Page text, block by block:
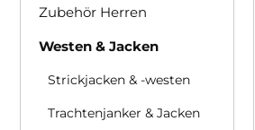
Zubehör Herren
Westen & Jacken
Strickjacken & -westen
Trachtenjanker & Jacken